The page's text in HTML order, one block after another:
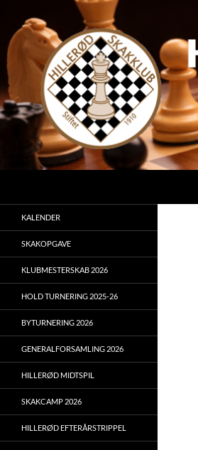
indhold
KALENDER
SKAKOPGAVE
KLUBMESTERSKAB 2026
HOLD TURNERING 2025-26
BYTURNERING 2026
GENERALFORSAMLING 2026
HILLERØD MIDTSPIL
SKAKCAMP 2026
HILLERØD EFTERÅRSTRIPPEL